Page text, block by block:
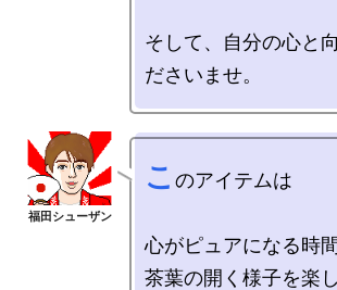
そして、自分の心と
こ のアイテムは
心がピュアになる時
茶葉の開く様子を楽